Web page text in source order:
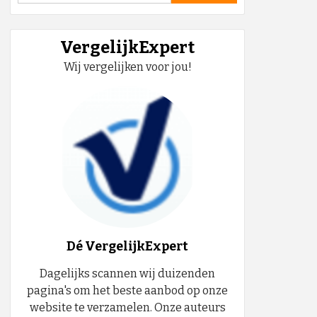
VergelijkExpert
Wij vergelijken voor jou!
Dé VergelijkExpert
Dagelijks scannen wij duizenden
pagina's om het beste aanbod op onze
website te verzamelen. Onze auteurs